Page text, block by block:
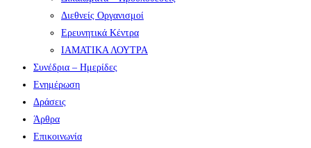
Διεθνείς Οργανισμοί
Ερευνητικά Κέντρα
ΙΑΜΑΤΙΚΑ ΛΟΥΤΡΑ
Συνέδρια – Ημερίδες
Ενημέρωση
Δράσεις
Άρθρα
Επικοινωνία